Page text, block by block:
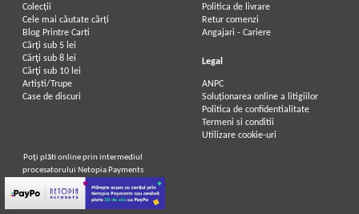
Colecții
Cele mai căutate cărți
Blog Printre Carti
Cărţi sub 5 lei
Cărţi sub 8 lei
Cărţi sub 10 lei
Artiști/Trupe
Case de discuri
Politica de livrare
Retur comenzi
Angajari - Cariere
Legal
ANPC
Soluționarea online a litigiilor
Politica de confidentialitate
Termeni si conditii
Utilizare cookie-uri
Poţi plăti online prin intermediul
procesatorului Netopia Payments